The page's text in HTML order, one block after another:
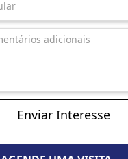
Enviar Interesse